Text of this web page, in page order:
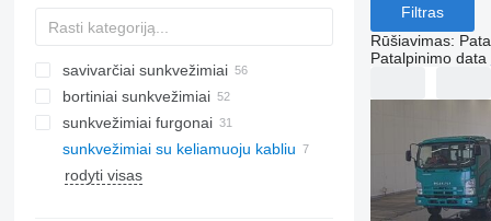
savivarčiai sunkvežimiai
bortiniai sunkvežimiai
sunkvežimiai furgonai
sunkvežimiai su keliamuoju kabliu
rodyti visas
Filtras
Rūšiavimas:
Patalpinimo data